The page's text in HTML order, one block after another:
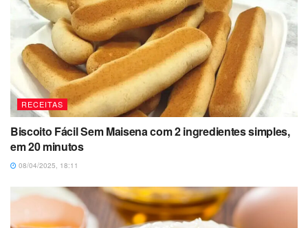
RECEITAS
Biscoito Fácil Sem Maisena com 2 ingredientes simples,
em 20 minutos
08/04/2025, 18:11